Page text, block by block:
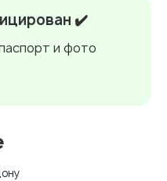
✔️
и фото